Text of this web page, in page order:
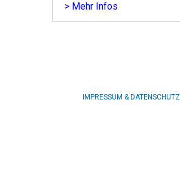
> Mehr Infos
IMPRESSUM & DATENSCHUTZ